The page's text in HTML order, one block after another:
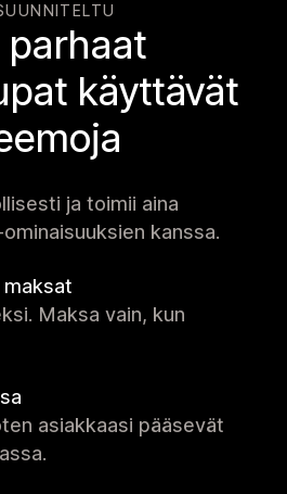
parhaat
käyttävät
ja toimii aina
kanssa.
maksat
Maksa vain, kun
asiakkaasi pääsevät